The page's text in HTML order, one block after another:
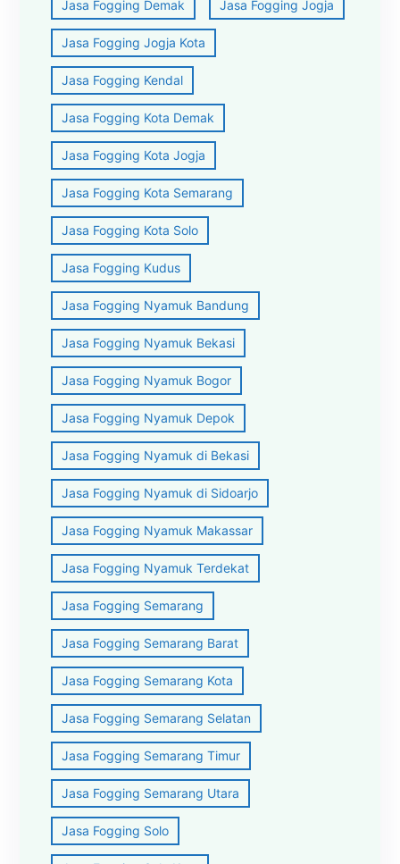
Jasa Fogging Demak Jasa Fogging Jogja
Jasa Fogging Jogja Kota
Jasa Fogging Kendal
Jasa Fogging Kota Demak
Jasa Fogging Kota Jogja
Jasa Fogging Kota Semarang
Jasa Fogging Kota Solo
Jasa Fogging Kudus
Jasa Fogging Nyamuk Bandung
Jasa Fogging Nyamuk Bekasi
Jasa Fogging Nyamuk Bogor
Jasa Fogging Nyamuk Depok
Jasa Fogging Nyamuk di Bekasi
Jasa Fogging Nyamuk di Sidoarjo
Jasa Fogging Nyamuk Makassar
Jasa Fogging Nyamuk Terdekat
Jasa Fogging Semarang
Jasa Fogging Semarang Barat
Jasa Fogging Semarang Kota
Jasa Fogging Semarang Selatan
Jasa Fogging Semarang Timur
Jasa Fogging Semarang Utara
Jasa Fogging Solo